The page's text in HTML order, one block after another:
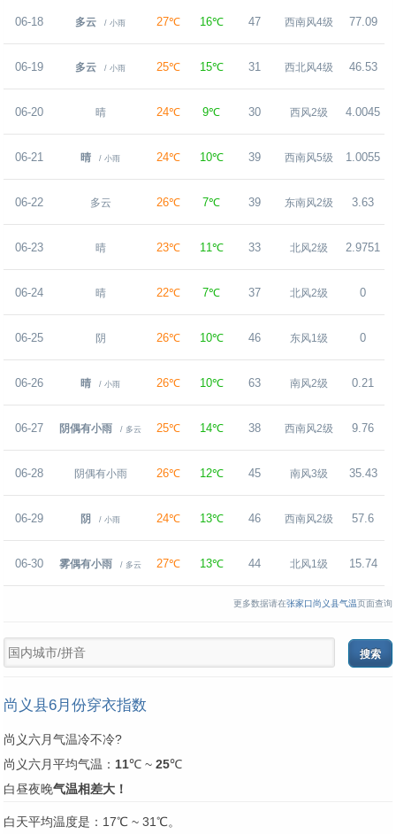
06-18 多云 / 小雨 27℃ 16℃ 47 西南风4级 77.09
06-19 多云 / 小雨 25℃ 15℃ 31 西北风4级 46.53
06-20 晴 24℃ 9℃ 30 西风2级 4.0045
06-21 晴 / 小雨 24℃ 10℃ 39 西南风5级 1.0055
06-22 多云 26℃ 7℃ 39 东南风2级 3.63
06-23 晴 23℃ 11℃ 33 北风2级 2.9751
06-24 晴 22℃ 7℃ 37 北风2级 0
06-25 阴 26℃ 10℃ 46 东风1级 0
06-26 晴 / 小雨 26℃ 10℃ 63 南风2级 0.21
06-27 阴偶有小雨 / 多云 25℃ 14℃ 38 西南风2级 9.76
06-28 阴偶有小雨 26℃ 12℃ 45 南风3级 35.43
06-29 阴 / 小雨 24℃ 13℃ 46 西南风2级 57.6
06-30 雾偶有小雨 / 多云 27℃ 13℃ 44 北风1级 15.74
更多数据请在张家口尚义县气温页面查询
尚义县6月份穿衣指数
尚义六月气温冷不冷?
尚义六月平均气温： 11℃ ~ 25℃
白昼夜晚气温相差大！
白天平均温度是：17℃ ~ 31℃。